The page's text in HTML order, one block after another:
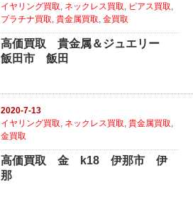
イヤリング買取, ネックレス買取, ピアス買取,
プラチナ買取,貴金属買取,金買取
高価買取 貴金属＆ジュエリー
飯田市 飯田
2020-7-13
イヤリング買取, ネックレス買取,貴金属買取,
金買取
高価買取 金 k18 伊那市 伊
那